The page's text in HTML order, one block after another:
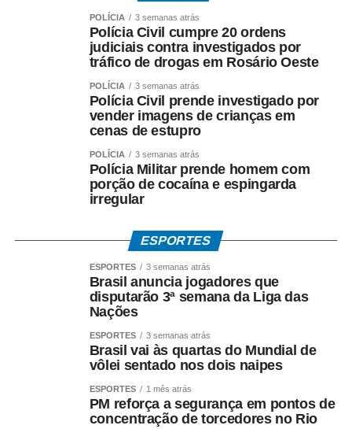
Neste primeiro fim de semana, a partir das seis da tarde,
haverá o Cozinha Show, com preparação de receitas e
técnicas de culinária ao vivo com os chefs Gabriel
Caiçara e Emanuel Ruiz, shows de Jamerson e Jura,
além da Vila Artesanato, levando aos moradores e
turistas a produção dos artistas e empreendedores.
Os culinaristas e restaurantes da praia também criaram
pratos exclusivos para o Festival utilizando peixes e
frutos do mar; temperos da terra, opções veganas,
Este ano, restaurantes da Praia de Majorlândia também
Nos próximos fins de semana, Canoa vai receber ainda
shows musicais, apresentações culturais,
ações formativas de gastronomiacom os chefs Mara
Deibe, Liana Cavalcante, Alex Dias, André Ávila, dentre
No dia 26, a programação muda para a Vila dos Estevão,
POLÍCIA 3 semanas atrás
Polícia Civil cumpre 20 ordens
judiciais contra investigados por
tráfico de drogas em Rosário Oeste
POLÍCIA 3 semanas atrás
Polícia Civil prende investigado por
vender imagens de crianças em
cenas de estupro
POLÍCIA 3 semanas atrás
Polícia Militar prende homem com
porção de cocaína e espingarda
irregular
ESPORTES
ESPORTES 3 semanas atrás
Brasil anuncia jogadores que
disputarão 3ª semana da Liga das
Nações
ESPORTES 3 semanas atrás
Brasil vai às quartas do Mundial de
vôlei sentado nos dois naipes
ESPORTES 1 mês atrás
PM reforça a segurança em pontos de
concentração de torcedores no Rio